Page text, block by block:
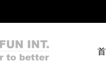
到